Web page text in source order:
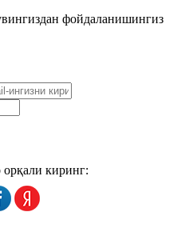
фойдаланишингиз
орқали киринг: